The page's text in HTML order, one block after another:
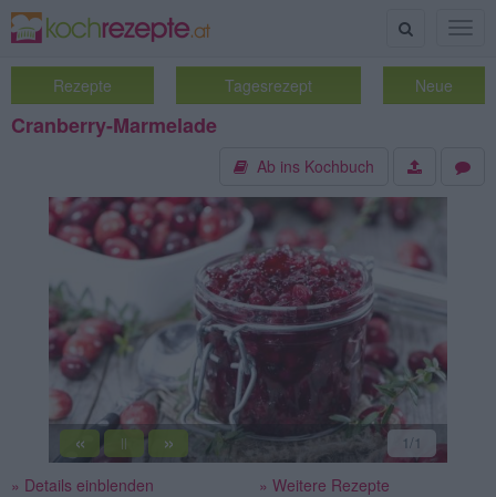
Suche
Rezepte Tagesrezept Neue
Cranberry-Marmelade
Ab ins Kochbuch
« || » 1/1
» Details einblenden » Weitere Rezepte